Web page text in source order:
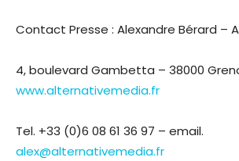
Contact Presse : Alexandre Bérard –
4, boulevard Gambetta – 38000
www.alternativemedia.fr
Tel. +33 (0)6 08 61 36 97 – email.
alex@alternativemedia.fr